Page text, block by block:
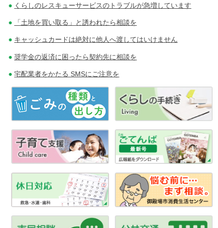
くらしのレスキューサービスのトラブルが急増しています
「土地を買い取る」と誘われたら相談を
キャッシュカードは絶対に他人へ渡してはいけません
奨学金の返済に困ったら契約先に相談を
宅配業者をかたる SMSにご注意を